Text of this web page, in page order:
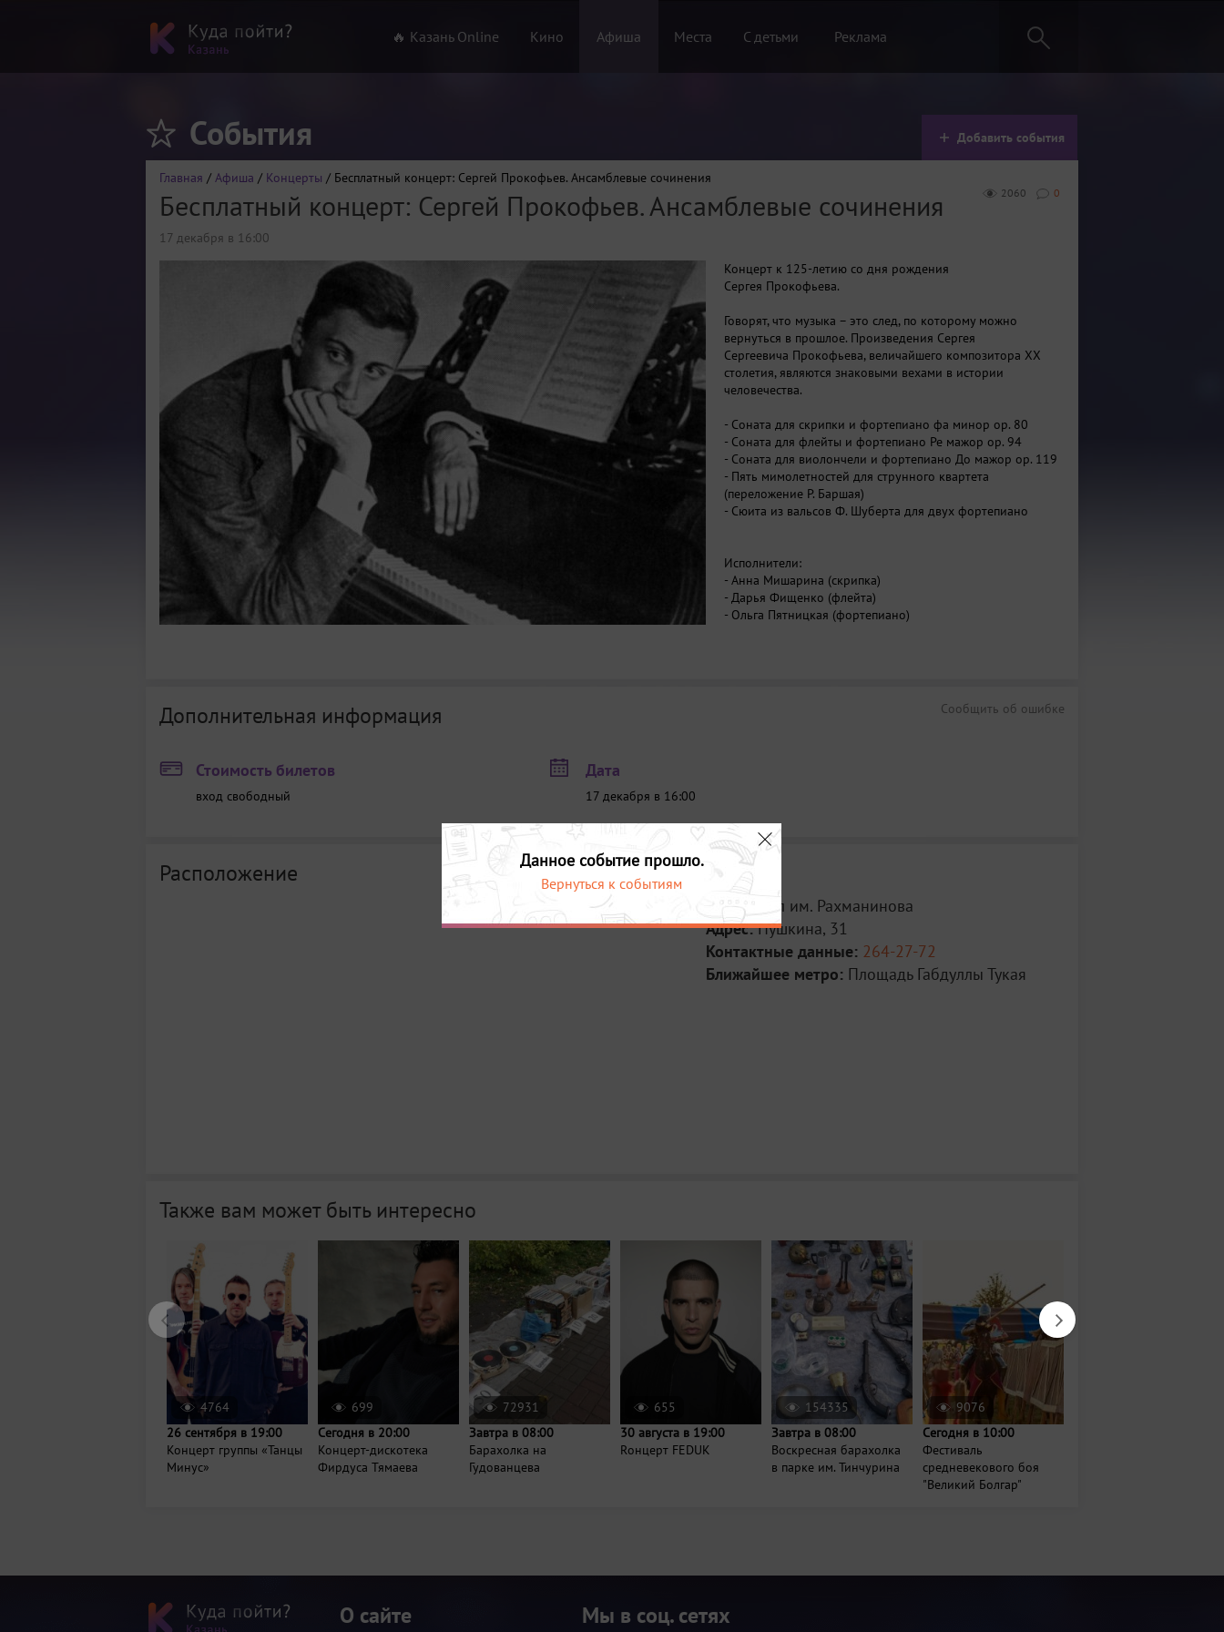
🔥 Казань Online Кино Афиша Места С детьми Реклама
События Добавить события
Главная / Афиша / Концерты / Бесплатный концерт: Сергей Прокофьев. Ансамблевые сочинения
0
2060
Бесплатный концерт: Сергей Прокофьев. Ансамблевые сочинения
17 декабря в 16:00
Концерт к 125-летию со дня рождения
Сергея Прокофьева.
Говорят, что музыка – это след, по которому можно
вернуться в прошлое. Произведения Сергея
Сергеевича Прокофьева, величайшего композитора ХХ
столетия, являются знаковыми вехами в истории
человечества.
- Соната для скрипки и фортепиано фа минор ор. 80
- Соната для флейты и фортепиано Ре мажор ор. 94
- Соната для виолончели и фортепиано До мажор ор. 119
- Пять мимолетностей для струнного квартета
(переложение Р. Баршая)
- Сюита из вальсов Ф. Шуберта для двух фортепиано
Исполнители:
- Анна Мишарина (скрипка)
- Дарья Фищенко (флейта)
- Ольга Пятницкая (фортепиано)
- Анастасия Лаптева(скрипка)
Сообщить об ошибке
Дополнительная информация
Стоимость билетов
вход свободный
Дата
17 декабря в 16:00
Расположение
Место:
Зал им. Рахманинова
Адрес:Пушкина, 31
Контактные данные: 264-27-72
Ближайшее метро: Площадь Габдуллы Тукая
Также вам может быть интересно
4764
26 сентября в 19:00
Концерт группы «Танцы
Минус»
699
Сегодня в 20:00
Концерт-дискотека
Фирдуса Тямаева
72931
Завтра в 08:00
Барахолка на
Гудованцева
655
30 августа в 19:00
Rонцерт FEDUK
154335
Завтра в 08:00
Воскресная барахолка
в парке им. Тинчурина
9076
Сегодня в 10:00
Фестиваль
средневекового боя
"Великий Болгар"
Данное событие прошло.
Вернуться к событиям
О сайте Мы в соц. сетях